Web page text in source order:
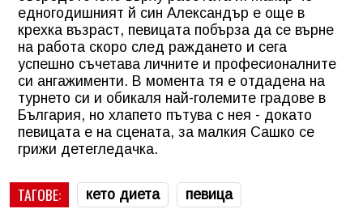
едногодишният й син Александър е още в
крехка възраст, певицата побърза да се върне
на работа скоро след раждането и сега
успешно съчетава личните и професионалните
си ангажименти. В момента тя е отдадена на
турнето си и обикаля най-големите градове в
България, но хлапето пътува с нея - докато
певицата е на сцената, за малкия Сашко се
грижи детегледачка.
ТАГОВЕ: кето диета
певица